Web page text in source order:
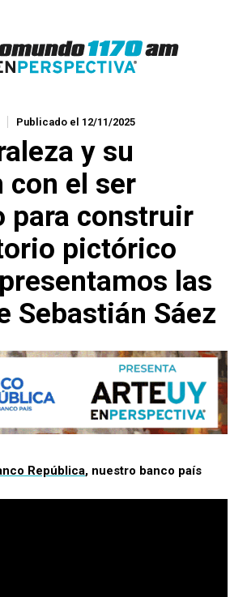
Publicado el 12/11/2025
y su
con el ser
para construir
pictórico
las
Sebastián Sáez
República, nuestro banco país